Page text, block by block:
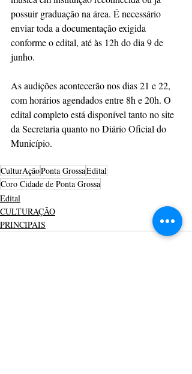
possuir graduação na área. É necessário
enviar toda a documentação exigida
conforme o edital, até às 12h do dia 9 de
junho.
As audições acontecerão nos dias 21 e 22,
com horários agendados entre 8h e 20h. O
edital completo está disponível tanto no site
da Secretaria quanto no Diário Oficial do
Município.
CulturAçãoPonta GrossaEdital
Coro Cidade de Ponta Grossa
Edital
CULTURAÇÃO
PRINCIPAIS